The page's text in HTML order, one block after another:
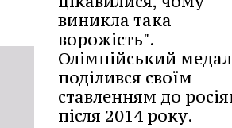
виникла така
ворожість".
Олімпійський
поділився своїм
ставленням до
після 2014 року.